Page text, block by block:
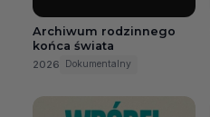
Archiwum rodzinnego
końca świata
2026 Dokumentalny